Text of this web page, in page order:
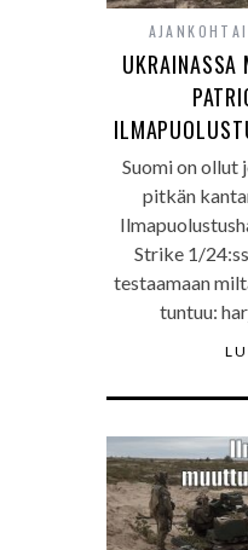
UKRAINASSA
Suomi on ollut
pitkän
Strike 1/
testaamaan
tuntuu: